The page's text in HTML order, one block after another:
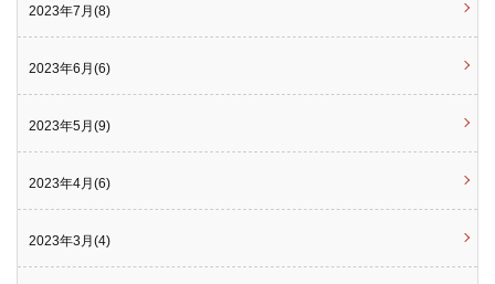
2023年7月(8)
2023年6月(6)
2023年5月(9)
2023年4月(6)
2023年3月(4)